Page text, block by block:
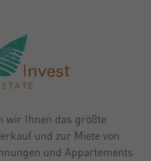
wir Ihnen das größte
und zur Miete von
und Appartements